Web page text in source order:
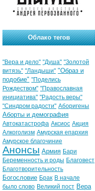
Облако тегов
"Вера и дело" "Душа" "Золотой
витязь" "Ландыши" "Образ и
подобие" "Поделись
Рождеством" "Православная
инициатива" "Радость веры"
"Синдром радости" Аборигены
Аборты и демография
Автокатастрофа Аксиос Акция
Алкоголизм Амурская епархия
Амурское благочиние
Анонсы Армия Бари
Беременность и роды Благовест
Благотворительность
Богословие Брак В начале
было слово Великий пост Вера